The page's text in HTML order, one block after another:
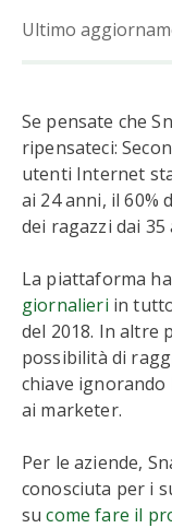
Ultimo
Se pensate che
ripensateci:
utenti Internet
ai 24 anni, il 60%
dei ragazzi dai
La piattaforma ha
giornalieri in
del 2018. In altre
possibilità di
chiave
ai marketer.
Per le aziende,
conosciuta per i
sucome fare il